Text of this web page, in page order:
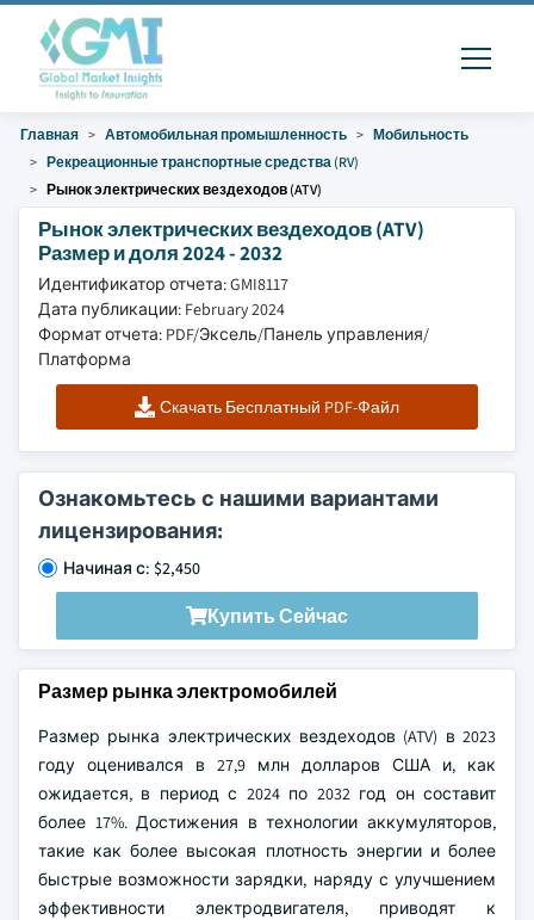
Главная Автомобильная промышленность
Мобильность
Рекреационные транспортные средства (RV)
Рынок электрических вездеходов (ATV)
Рынок электрических вездеходов (ATV)
Размер и доля 2024 - 2032
Идентификатор отчета: GMI8117
Дата публикации: February 2024
Формат отчета: PDF/Эксель/Панель управления/
Платформа
Скачать Бесплатный PDF-Файл
Ознакомьтесь с нашими вариантами
лицензирования:
Начиная с: $2,450
Купить Сейчас
Размер рынка электромобилей
Размер рынка электрических вездеходов (ATV) в 2023
году оценивался в 27,9 млн долларов США и, как
ожидается, в период с 2024 по 2032 год он составит
более 17%. Достижения в технологии аккумуляторов,
такие как более высокая плотность энергии и более
быстрые возможности зарядки, наряду с улучшением
эффективности электродвигателя, приводят к